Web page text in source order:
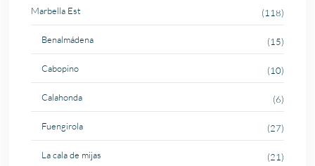
Marbella Est (118)
Benalmádena (15)
Cabopino (10)
Calahonda (6)
Fuengirola (27)
La cala de mijas (21)